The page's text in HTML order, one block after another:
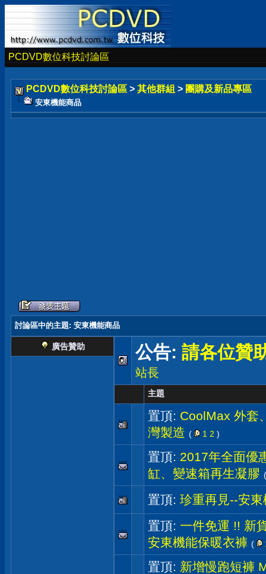
PCDVD數位科技討論區
PCDVD數位科技討論區 > 其他群組 > 團購及新品專區
安東機能商品
討論區中的主題: 安東機能商品
廣告贊助 公告: 請各位贊
站長
主題
置頂: CoolMax 外套
灣製造 ( 1 2 )
置頂: 2017年全面優
缸、變速箱再生凝膠
置頂: 珍重再見--安
置頂: 一件免運 !! 新
安東機能保暖衣褲 (
置頂: 新增慢跑短褲